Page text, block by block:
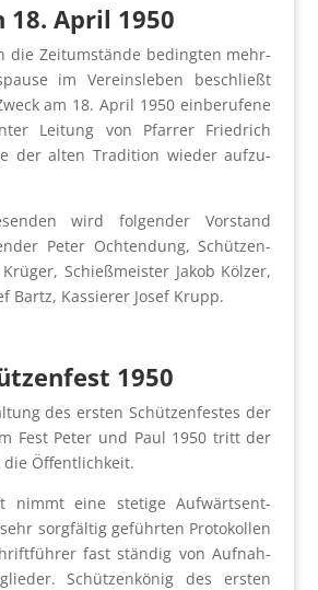
18. April 1950
die Zeit­um­stän­de beding­ten mehr­
im Ver­eins­le­ben beschließt
am 18. April 1950 ein­be­ru­fe­ne
Lei­tung von Pfar­rer Fried­rich
der alten Tra­di­ti­on wie­der auf­zu­
wird fol­gen­der Vor­stand
Peter Och­ten­dung, Schüt­zen­
Schieß­meis­ter Jakob Köl­zer,
Bartz, Kas­sie­rer Josef Krupp.
1950
des ers­ten Schüt­zen­fes­tes der
Fest Peter und Paul 1950 tritt der
Öffent­lich­keit.
nimmt eine ste­ti­ge Auf­wärts­ent­
sorg­fäl­tig geführ­ten Pro­to­kol­len
fast stän­dig von Auf­nah­
Schüt­zen­kö­nig des ers­ten